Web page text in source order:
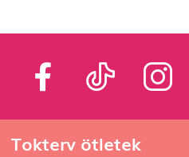
Tokterv ötletek